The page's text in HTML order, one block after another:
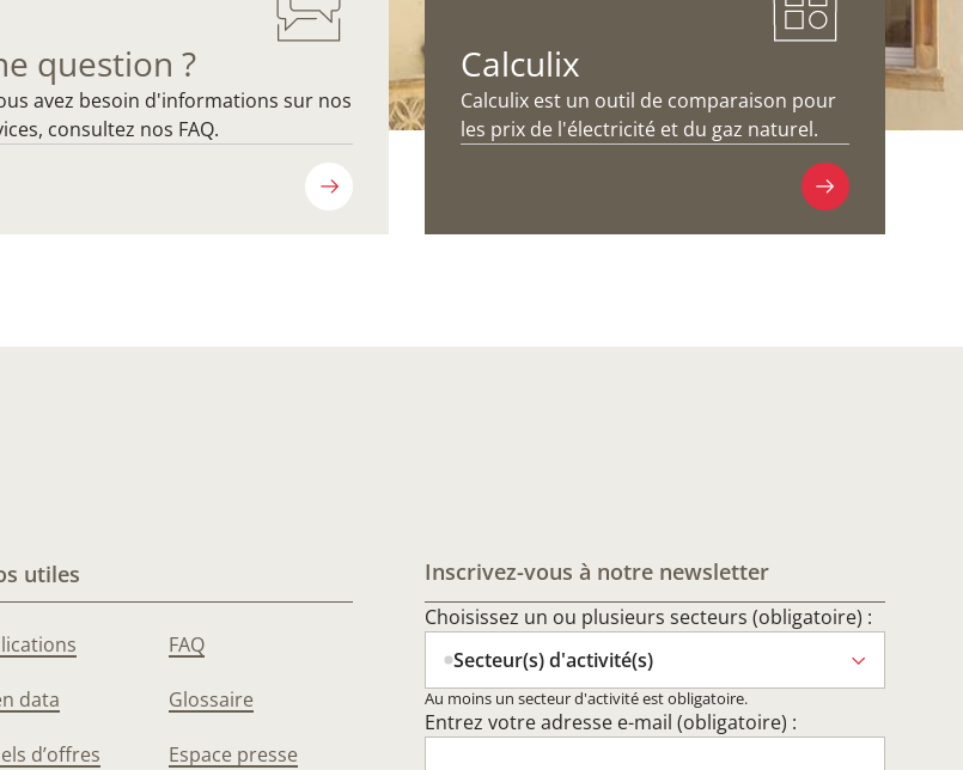
question ?
avez besoin d'informations sur nos
consultez nos FAQ.
Calculix
Calculix est un outil de comparaison pour
les prix de l'électricité et du gaz naturel.
utiles
data
d’offres
FAQ
Glossaire
Espace presse
Inscrivez-vous à notre newsletter
Choisissez un ou plusieurs secteurs (obligatoire) :
Secteur(s) d'activité(s)
Au moins un secteur d'activité est obligatoire.
Entrez votre adresse e-mail (obligatoire) :